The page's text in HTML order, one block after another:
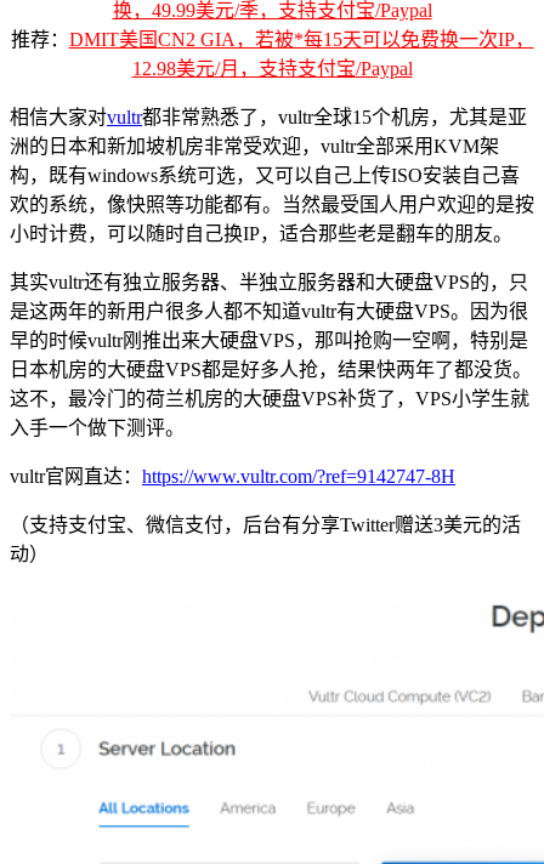
换，49.99美元/季，支持支付宝/Paypal
推荐： DMIT美国CN2 GIA，若被*每15天可以免费换一次IP，
12.98美元/月，支持支付宝/Paypal
相信大家对vultr都非常熟悉了，vultr全球15个机房，尤其是亚
洲的日本和新加坡机房非常受欢迎，vultr全部采用KVM架
构，既有windows系统可选，又可以自己上传ISO安装自己喜
欢的系统，像快照等功能都有。当然最受国人用户欢迎的是按
小时计费，可以随时自己换IP，适合那些老是翻车的朋友。
其实vultr还有独立服务器、半独立服务器和大硬盘VPS的，只
是这两年的新用户很多人都不知道vultr有大硬盘VPS。因为很
早的时候vultr刚推出来大硬盘VPS，那叫抢购一空啊，特别是
日本机房的大硬盘VPS都是好多人抢，结果快两年了都没货。
这不，最冷门的荷兰机房的大硬盘VPS补货了，VPS小学生就
入手一个做下测评。
vultr官网直达： https://www.vultr.com/?ref=9142747-8H
（支持支付宝、微信支付，后台有分享Twitter赠送3美元的活
动）